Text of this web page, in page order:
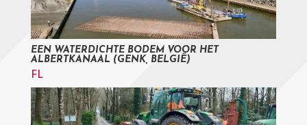
EEN WATERDICHTE BODEM VOOR HET
ALBERTKANAAL (GENK, BELGIË)
FL